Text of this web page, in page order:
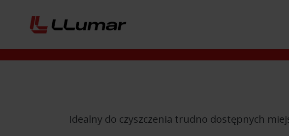
Idealny do czyszczenia trudno dostępnych